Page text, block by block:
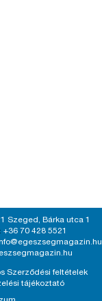
Szeged, Bárka utca 1
+36 70 428 5521
Szerződési feltételek
tájékoztató